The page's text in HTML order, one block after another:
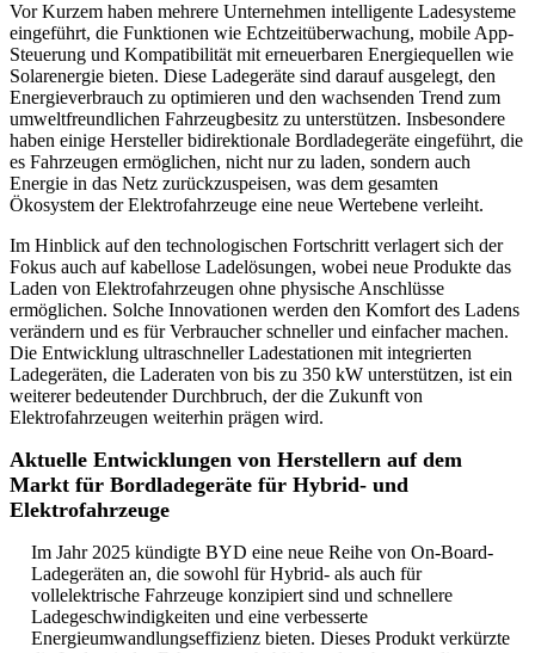
Vor Kurzem haben mehrere Unternehmen intelligente Ladesysteme
eingeführt, die Funktionen wie Echtzeitüberwachung, mobile App-
Steuerung und Kompatibilität mit erneuerbaren Energiequellen wie
Solarenergie bieten. Diese Ladegeräte sind darauf ausgelegt, den
Energieverbrauch zu optimieren und den wachsenden Trend zum
umweltfreundlichen Fahrzeugbesitz zu unterstützen. Insbesondere
haben einige Hersteller bidirektionale Bordladegeräte eingeführt, die
es Fahrzeugen ermöglichen, nicht nur zu laden, sondern auch
Energie in das Netz zurückzuspeisen, was dem gesamten
Ökosystem der Elektrofahrzeuge eine neue Wertebene verleiht.
Im Hinblick auf den technologischen Fortschritt verlagert sich der
Fokus auch auf kabellose Ladelösungen, wobei neue Produkte das
Laden von Elektrofahrzeugen ohne physische Anschlüsse
ermöglichen. Solche Innovationen werden den Komfort des Ladens
verändern und es für Verbraucher schneller und einfacher machen.
Die Entwicklung ultraschneller Ladestationen mit integrierten
Ladegeräten, die Laderaten von bis zu 350 kW unterstützen, ist ein
weiterer bedeutender Durchbruch, der die Zukunft von
Elektrofahrzeugen weiterhin prägen wird.
Aktuelle Entwicklungen von Herstellern auf dem
Markt für Bordladegeräte für Hybrid- und
Elektrofahrzeuge
Im Jahr 2025 kündigte BYD eine neue Reihe von On-Board-
Ladegeräten an, die sowohl für Hybrid- als auch für
vollelektrische Fahrzeuge konzipiert sind und schnellere
Ladegeschwindigkeiten und eine verbesserte
Energieumwandlungseffizienz bieten. Dieses Produkt verkürzte